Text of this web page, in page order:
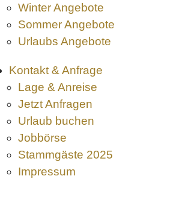
Winter Angebote
Sommer Angebote
Urlaubs Angebote
Kontakt & Anfrage
Lage & Anreise
Jetzt Anfragen
Urlaub buchen
Jobbörse
Stammgäste 2025
Impressum